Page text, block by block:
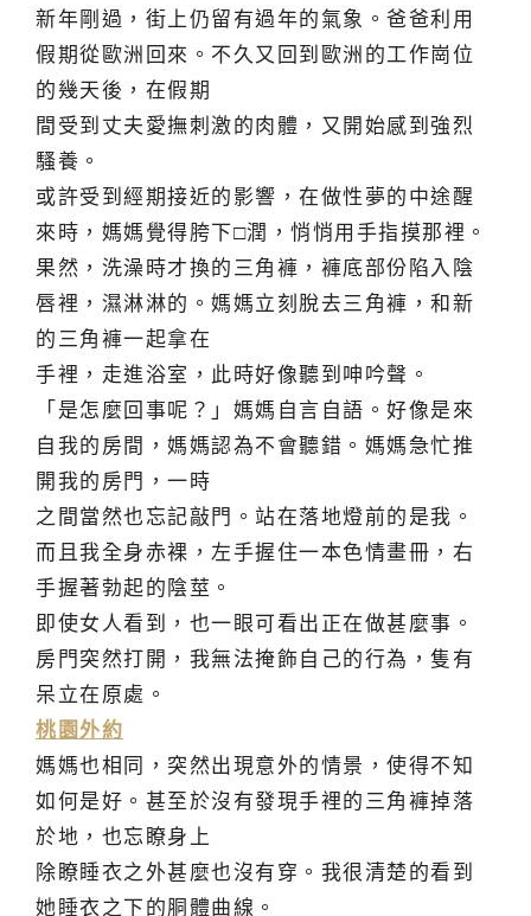
新年剛過，街上仍留有過年的氣象。爸爸利用
假期從歐洲回來。不久又回到歐洲的工作崗位
的幾天後，在假期
間受到丈夫愛撫刺激的肉體，又開始感到強烈
騷養。
或許受到經期接近的影響，在做性夢的中途醒
來時，媽媽覺得胯下□潤，悄悄用手指摸那裡。
果然，洗澡時才換的三角褲，褲底部份陷入陰
唇裡，濕淋淋的。媽媽立刻脫去三角褲，和新
的三角褲一起拿在
手裡，走進浴室，此時好像聽到呻吟聲。
「是怎麼回事呢？」媽媽自言自語。好像是來
自我的房間，媽媽認為不會聽錯。媽媽急忙推
開我的房門，一時
之間當然也忘記敲門。站在落地燈前的是我。
而且我全身赤裸，左手握住一本色情畫冊，右
手握著勃起的陰莖。
即使女人看到，也一眼可看出正在做甚麼事。
房門突然打開，我無法掩飾自己的行為，隻有
呆立在原處。
桃園外約
媽媽也相同，突然出現意外的情景，使得不知
如何是好。甚至於沒有發現手裡的三角褲掉落
於地，也忘瞭身上
除瞭睡衣之外甚麼也沒有穿。我很清楚的看到
她睡衣之下的胴體曲線。